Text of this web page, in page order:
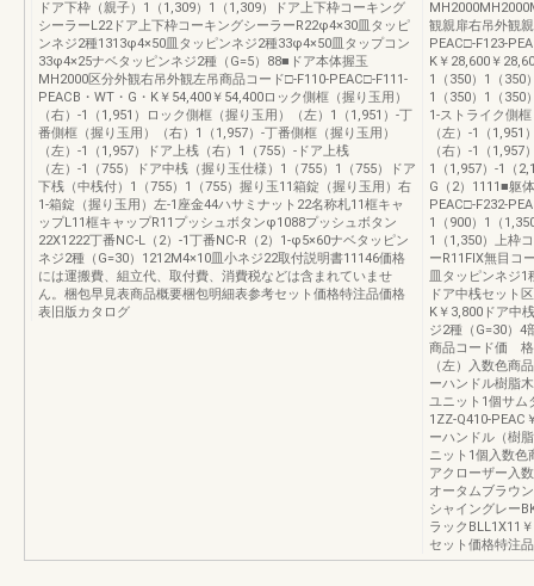
ドア下枠（親子）1（1,309）1（1,309）ドア上下枠コーキング
シーラーL22ドア上下枠コーキングシーラーR22φ4×30皿タッピ
ンネジ2種1313φ4×50皿タッピンネジ2種33φ4×50皿タップコン
33φ4×25ナベタッピンネジ2種（G=5）88■ドア本体握玉
MH2000区分外観右吊外観左吊商品コード□-F110-PEAC□-F111-
PEACB・WT・G・K￥54,400￥54,400ロック側框（握り玉用）
（右）-1（1,951）ロック側框（握り玉用）（左）1（1,951）-丁
番側框（握り玉用）（右）1（1,957）-丁番側框（握り玉用）
（左）-1（1,957）ドア上桟（右）1（755）-ドア上桟
（左）-1（755）ドア中桟（握り玉仕様）1（755）1（755）ドア
下桟（中桟付）1（755）1（755）握り玉11箱錠（握り玉用）右
1-箱錠（握り玉用）左-1座金44ハサミナット22名称札11框キャ
ップL11框キャップR11プッシュボタンφ1088プッシュボタン
22X1222丁番NC-L（2）-1丁番NC-R（2）1-φ5×60ナベタッピン
ネジ2種（G=30）1212M4×10皿小ネジ22取付説明書11146価格
には運搬費、組立代、取付費、消費税などは含まれていませ
ん。梱包早見表商品概要梱包明細表参考セット価格特注品価格
表旧版カタログ
観親扉右吊外観
PEAC□-F123-
K￥28,600￥
1（350）1（350
1（350）1（350
1-ストライク側
（左）-1（
（右）-1（
1（1,957）-1（
G（2）1111■躯
PEAC□-F232-
1（900）1（
1（1,350）上枠
ーR11FIX無目コ
皿タッピンネジ1
ドア中桟セット
K￥3,800ドア中
ジ2種（G=30）4
商品コード価 格
（左）入数色商
ーハンドル樹脂
ユニット1個サ
1ZZ-Q410-PEAC
ーハンドル（樹
ニット1個入数
アクローザー入
オータムブラウ
シャイングレー
ラックBLL1X11
セット価格特注